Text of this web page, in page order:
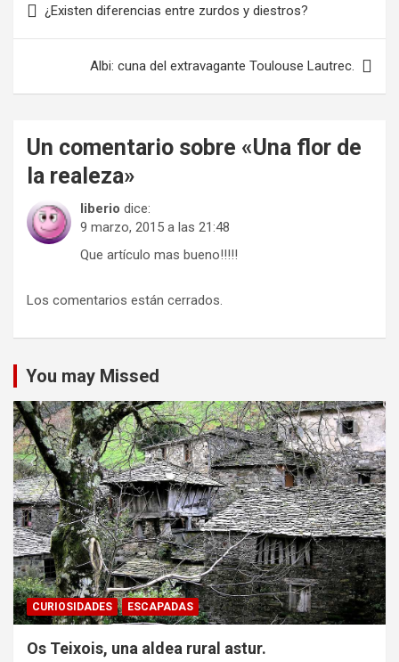
de
entradas
¿Existen diferencias entre zurdos y diestros?
Albi: cuna del extravagante Toulouse Lautrec.
Un comentario sobre «Una flor de
la realeza»
liberio dice:
9 marzo, 2015 a las 21:48
Que artículo mas bueno!!!!!
Los comentarios están cerrados.
You may Missed
CURIOSIDADES ESCAPADAS
Os Teixois, una aldea rural astur.